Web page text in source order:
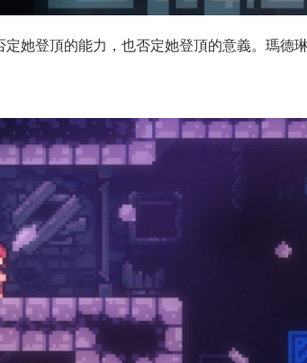
她登頂的能力，也否定她登頂的意義。瑪